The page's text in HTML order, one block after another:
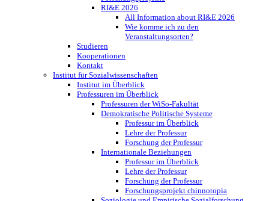
RI&E 2026
All Information about RI&E 2026
Wie komme ich zu den
Veranstaltungsorten?
Studieren
Kooperationen
Kontakt
Institut für Sozialwissenschaften
Institut im Überblick
Professuren im Überblick
Professuren der WiSo-Fakultät
Demokratische Politische Systeme
Professur im Überblick
Lehre der Professur
Forschung der Professur
Internationale Beziehungen
Professur im Überblick
Lehre der Professur
Forschung der Professur
Forschungsprojekt chinnotopia